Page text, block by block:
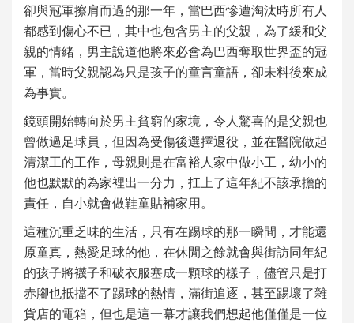
卻與冠軍擦肩而過的那一年，當巴西慘遭淘汰時所有人
都感到傷心不已，其中也包含男主的父親，為了緩和父
親的情緒，男主說道他將來必會為巴西奪取世界盃的冠
軍，當時父親認為只是孩子的童言童語，卻未料後來成
為事實。
鏡頭開始轉向於男主貧窮的家境，令人驚喜的是父親也
曾做過足球員，但因為受傷後選擇退役，並在醫院做起
清潔工的工作，母親則是在富裕人家中做小工，幼小的
他也默默的為家裡出一分力，扛上了這年紀不該承擔的
責任，自小就會做鞋童貼補家用。
這種沉重乏味的生活，只有在踢球的那一瞬間，才能還
原童真，熱愛足球的他，在休閒之餘就會與街訪同年紀
的孩子將襪子和破衣服塞成一顆球的樣子，儘管只是打
赤腳也抵擋不了踢球的熱情，滿街追逐，甚至踢壞了雜
貨店的電箱，但也是這一幕才讓我們想起他僅僅是一位